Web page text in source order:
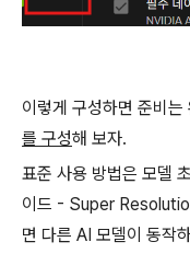
이렇게 구성하면 준비는
를 구성해 보자.
표준 사용 방법은 모델
이드 - Super
면 다른 AI 모델이 동작